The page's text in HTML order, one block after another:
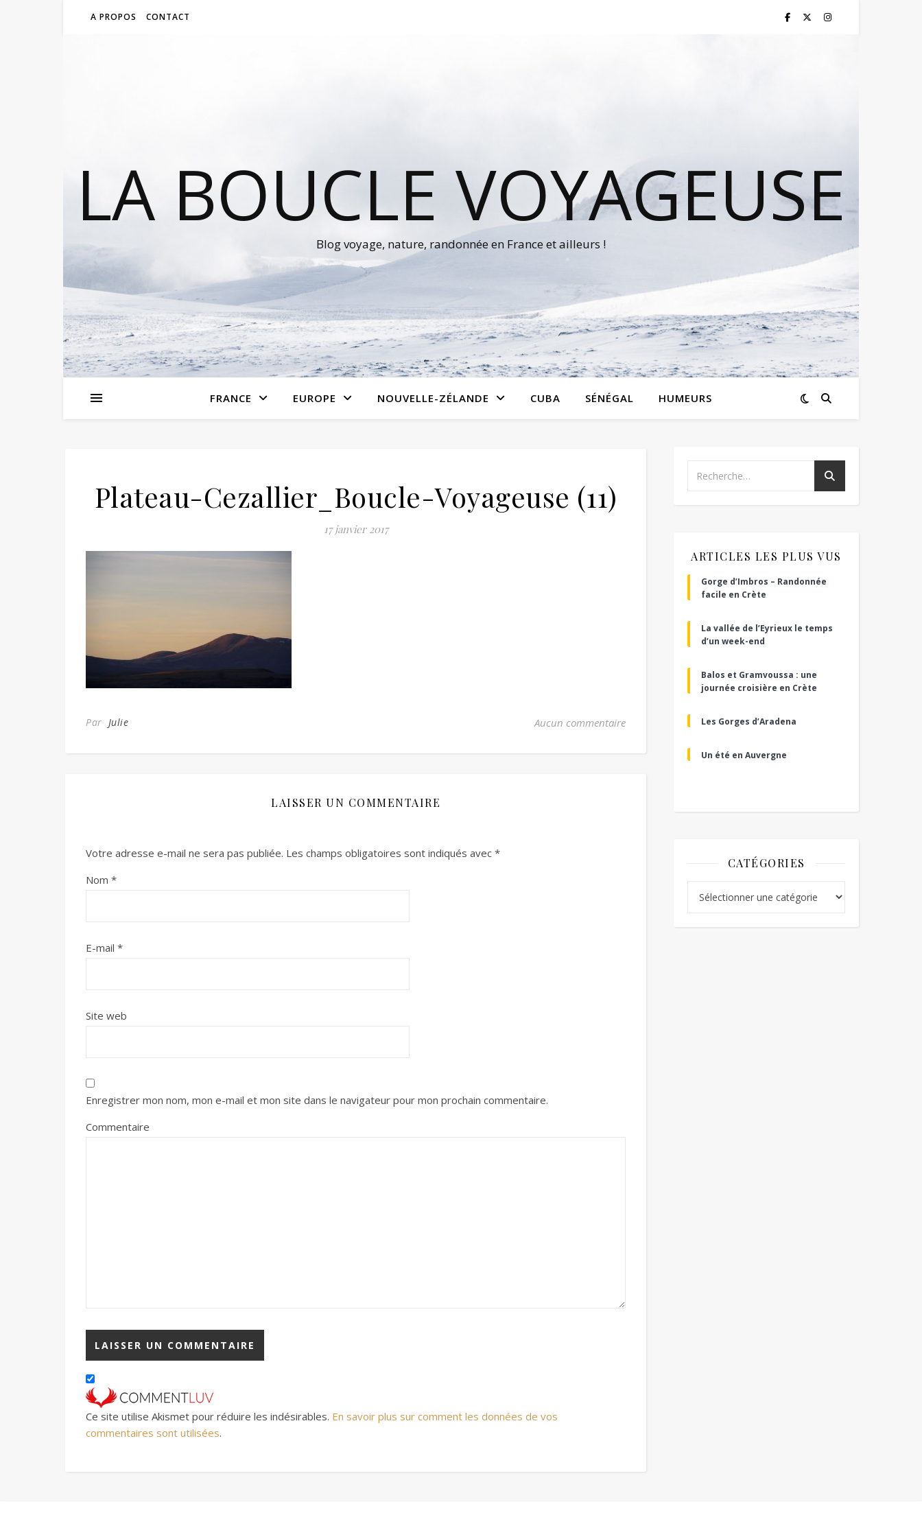
A PROPOS CONTACT
LA BOUCLE VOYAGEUSE
Blog voyage, nature, randonnée en France et ailleurs !
FRANCE EUROPE NOUVELLE-ZÉLANDE CUBA SÉNÉGAL HUMEURS
Plateau-Cezallier_Boucle-Voyageuse (11)
17 janvier 2017
Par Julie Aucun commentaire
LAISSER UN COMMENTAIRE
Votre adresse e-mail ne sera pas publiée. Les champs obligatoires sont indiqués avec *
Nom *
E-mail *
Site web
Enregistrer mon nom, mon e-mail et mon site dans le navigateur pour mon prochain commentaire.
Commentaire
Ce site utilise Akismet pour réduire les indésirables. En savoir plus sur comment les données de vos
commentaires sont utilisées.
ARTICLES LES PLUS VUS
Gorge d’Imbros – Randonnée
facile en Crète
La vallée de l’Eyrieux le temps
d’un week-end
Balos et Gramvoussa : une
journée croisière en Crète
Les Gorges d’Aradena
Un été en Auvergne
CATÉGORIES